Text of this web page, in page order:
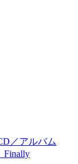
Finally